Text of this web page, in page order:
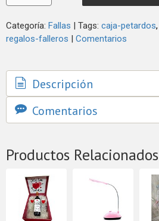
Categoría: Fallas | Tags: caja-petardos
regalos-falleros | Comentarios
Descripción
Comentarios
Productos Relacionados